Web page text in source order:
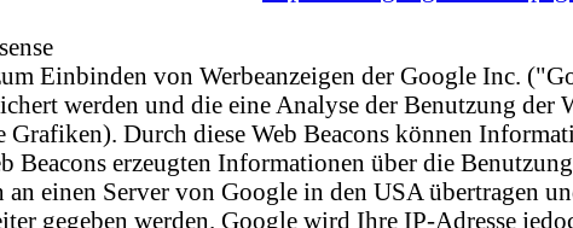
Einbinden von Werbeanzeigen der Google Inc.
werden und die eine Analyse der Benutzung der
Grafiken). Durch diese Web Beacons können
Beacons erzeugten Informationen über die
einen Server von Google in den USA übertragen
gegeben werden. Google wird Ihre IP-Adresse